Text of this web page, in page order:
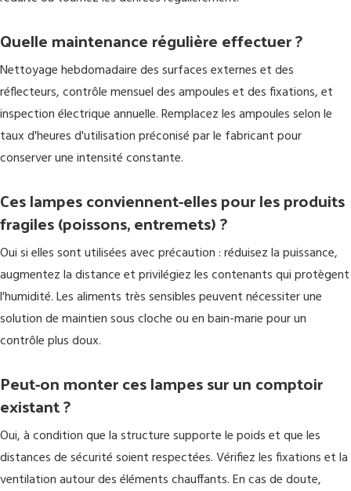
Quelle maintenance régulière effectuer ?
Nettoyage hebdomadaire des surfaces externes et des
réflecteurs, contrôle mensuel des ampoules et des fixations, et
inspection électrique annuelle. Remplacez les ampoules selon le
taux d'heures d'utilisation préconisé par le fabricant pour
conserver une intensité constante.
Ces lampes conviennent-elles pour les produits
fragiles (poissons, entremets) ?
Oui si elles sont utilisées avec précaution : réduisez la puissance,
augmentez la distance et privilégiez les contenants qui protègent
l'humidité. Les aliments très sensibles peuvent nécessiter une
solution de maintien sous cloche ou en bain-marie pour un
contrôle plus doux.
Peut-on monter ces lampes sur un comptoir
existant ?
Oui, à condition que la structure supporte le poids et que les
distances de sécurité soient respectées. Vérifiez les fixations et la
ventilation autour des éléments chauffants. En cas de doute,